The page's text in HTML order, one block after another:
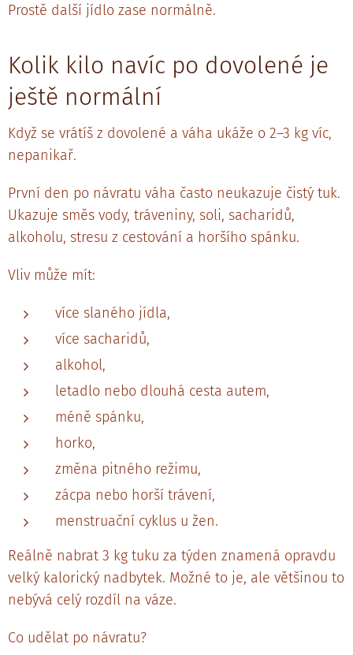
Prostě další jídlo zase normálně.
Kolik kilo navíc po dovolené je
ještě normální
Když se vrátíš z dovolené a váha ukáže o 2–3 kg víc,
nepanikař.
První den po návratu váha často neukazuje čistý tuk.
Ukazuje směs vody, tráveniny, soli, sacharidů,
alkoholu, stresu z cestování a horšího spánku.
Vliv může mít:
více slaného jídla,
více sacharidů,
alkohol,
letadlo nebo dlouhá cesta autem,
méně spánku,
horko,
změna pitného režimu,
zácpa nebo horší trávení,
menstruační cyklus u žen.
Reálně nabrat 3 kg tuku za týden znamená opravdu
velký kalorický nadbytek. Možné to je, ale většinou to
nebývá celý rozdíl na váze.
Co udělat po návratu?